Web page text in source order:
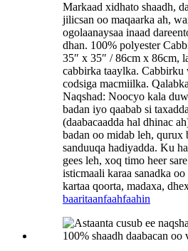
Markaad xidhato shaadh,
jilicsan oo maqaarka ah,
ogolaanaysaa inaad
dhan. 100% polyester
35″ x 35″ / 86cm x 86cm,
cabbirka taaylka. Cabbirku
codsiga macmiilka.
Naqshad: Noocyo kala
badan iyo qaabab si
(daabacaadda hal dhinac
badan oo midab leh, qurux
sanduuqa hadiyadda. Ku
gees leh, xoq timo heer
isticmaali karaa sanadka
kartaa qoorta, madaxa,
baaritaanfaahfaahin